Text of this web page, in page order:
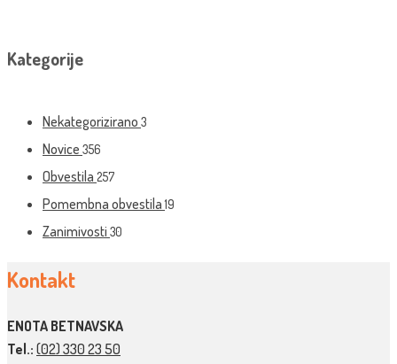
Kategorije
Nekategorizirano 3
Novice 356
Obvestila 257
Pomembna obvestila19
Zanimivosti 30
Kontakt
ENOTA BETNAVSKA
Tel.: (02) 330 23 50